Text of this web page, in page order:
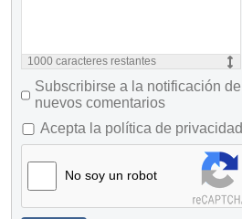
1000 caracteres restantes
Subscribirse a la notificación de
nuevos comentarios
Acepta la política de privacidad
No soy un robot